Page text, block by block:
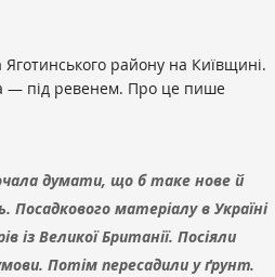
району на Київщині.
— під ревенем. Про це пише
думати, що б таке нове й
Посадкового матеріалу в Україні
із Великої Британії. Посіяли
Потім пересадили у ґрунт.